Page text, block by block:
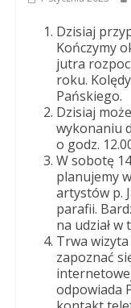
Parafia
Chrystusa
Dobrego
Pasterza
Dzisiaj
Kończymy
jutra
roku.
Pańskiego.
Dzisiaj
wykonaniu
o godz.
W sobotę
planujemy
artystów p.
parafii.
na udział w
Trwa
zapoznać
odpowiada